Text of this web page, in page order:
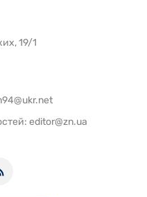
19/1
editor@zn.ua